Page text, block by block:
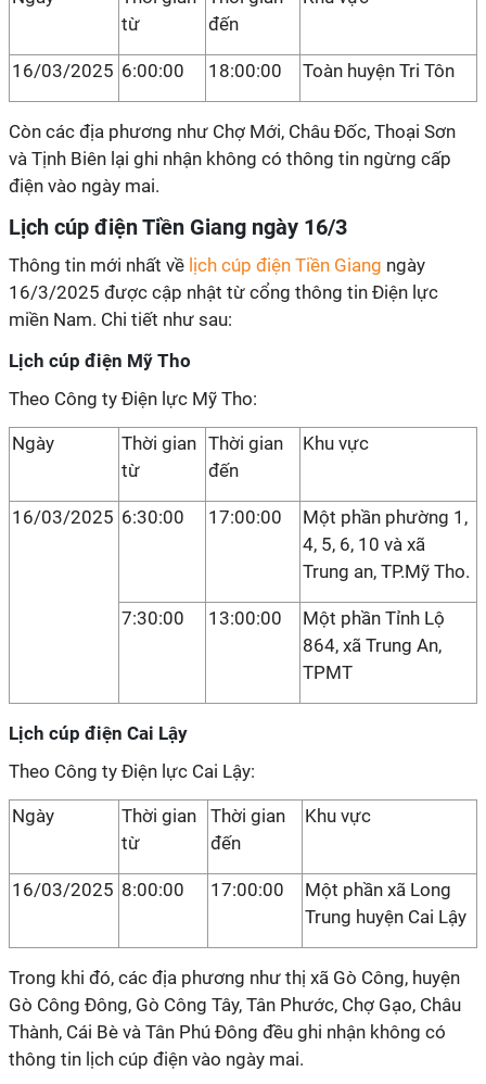
từ
đến
16/03/2025 6:00:00 18:00:00 Toàn huyện Tri Tôn
Còn các địa phương như Chợ Mới, Châu Đốc, Thoại Sơn
và Tịnh Biên lại ghi nhận không có thông tin ngừng cấp
điện vào ngày mai.
Lịch cúp điện Tiền Giang ngày 16/3
Thông tin mới nhất về lịch cúp điện Tiền Giang ngày
16/3/2025 được cập nhật từ cổng thông tin Điện lực
miền Nam. Chi tiết như sau:
Lịch cúp điện Mỹ Tho
Theo Công ty Điện lực Mỹ Tho:
Ngày
Thời gian
từ
Thời gian
đến
Khu vực
16/03/2025 6:30:00 17:00:00
Một phần phường 1,
4, 5, 6, 10 và xã
Trung an, TP.Mỹ Tho.
7:30:00 13:00:00
Một phần Tỉnh Lộ
864, xã Trung An,
TPMT
Lịch cúp điện Cai Lậy
Theo Công ty Điện lực Cai Lậy:
Ngày
Thời gian
từ
Thời gian
đến
Khu vực
16/03/2025 8:00:00 17:00:00
Một phần xã Long
Trung huyện Cai Lậy
Trong khi đó, các địa phương như thị xã Gò Công, huyện
Gò Công Đông, Gò Công Tây, Tân Phước, Chợ Gạo, Châu
Thành, Cái Bè và Tân Phú Đông đều ghi nhận không có
thông tin lịch cúp điện vào ngày mai.